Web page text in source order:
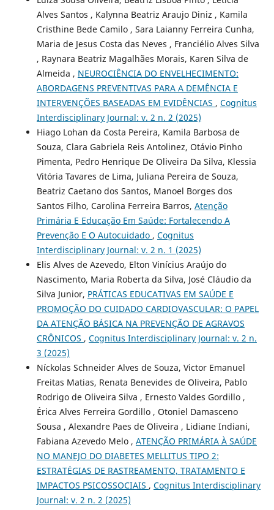
Alves Santos , Kalynna Beatriz Araujo Diniz , Kamila
Cristhine Bede Camilo , Sara Laianny Ferreira Cunha,
Maria de Jesus Costa das Neves , Franciélio Alves Silva
, Raynara Beatriz Magalhães Morais, Karen Silva de
Almeida , NEUROCIÊNCIA DO ENVELHECIMENTO:
ABORDAGENS PREVENTIVAS PARA A DEMÊNCIA E
INTERVENÇÕES BASEADAS EM EVIDÊNCIAS , Cognitus
Interdisciplinary Journal: v. 2 n. 2 (2025)
Hiago Lohan da Costa Pereira, Kamila Barbosa de
Souza, Clara Gabriela Reis Antolinez, Otávio Pinho
Pimenta, Pedro Henrique De Oliveira Da Silva, Klessia
Vitória Tavares de Lima, Juliana Pereira de Souza,
Beatriz Caetano dos Santos, Manoel Borges dos
Santos Filho, Carolina Ferreira Barros, Atenção
Primária E Educação Em Saúde: Fortalecendo A
Prevenção E O Autocuidado , Cognitus
Interdisciplinary Journal: v. 2 n. 1 (2025)
Elis Alves de Azevedo, Elton Vinícius Araújo do
Nascimento, Maria Roberta da Silva, José Cláudio da
Silva Junior, PRÁTICAS EDUCATIVAS EM SAÚDE E
PROMOÇÃO DO CUIDADO CARDIOVASCULAR: O PAPEL
DA ATENÇÃO BÁSICA NA PREVENÇÃO DE AGRAVOS
CRÔNICOS , Cognitus Interdisciplinary Journal: v. 2 n.
3 (2025)
Níckolas Schneider Alves de Souza, Victor Emanuel
Freitas Matias, Renata Benevides de Oliveira, Pablo
Rodrigo de Oliveira Silva , Ernesto Valdes Gordillo ,
Érica Alves Ferreira Gordillo , Otoniel Damasceno
Sousa , Alexandre Paes de Oliveira , Lidiane Indiani,
Fabiana Azevedo Melo , ATENÇÃO PRIMÁRIA À SAÚDE
NO MANEJO DO DIABETES MELLITUS TIPO 2:
ESTRATÉGIAS DE RASTREAMENTO, TRATAMENTO E
IMPACTOS PSICOSSOCIAIS , Cognitus Interdisciplinary
Journal: v. 2 n. 2 (2025)